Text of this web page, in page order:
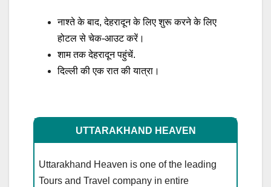
नाश्ते के बाद, देहरादून के लिए शुरू करने के लिए
होटल से चेक-आउट करें।
शाम तक देहरादून पहुंचें.
दिल्ली की एक रात की यात्रा।
UTTARAKHAND HEAVEN
Uttarakhand Heaven is one of the leading
Tours and Travel company in entire